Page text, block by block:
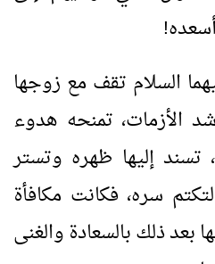
السلام تقف مع زوجها
الأزمات، تمنحه هدوء
تسند إليها ظهره وتستر
سره، فكانت مكافأة
بعد ذلك بالسعادة والغنى